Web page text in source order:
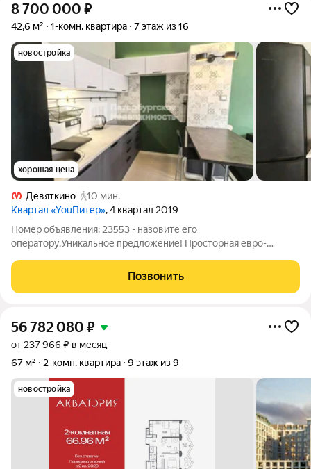
8 700 000 ₽
42,6 м² 1-комн. квартира 7 этаж из 16
новостройка
хорошая цена
Девяткино
10 мин.
Квартал «YouПитер», 4 квартал 2019
Номер объявления: 23553 - назовите его
оператору.Уникальное предложение! Просторная евро-
солнечная квартира с шикарным остеклённым балконом 8,5м2
на Юго-Западную сторону! Кухня -гостиная 18,5м
Позвонить
56 782 080 ₽
от 237 966 ₽ в месяц
67 м²
2-комн. квартира 9 этаж из 9
новостройка